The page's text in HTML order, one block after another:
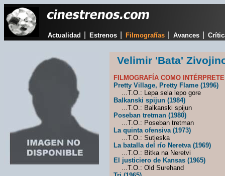
Actualidad Estrenos Filmografías Avances
Velimir 'Bata'
FILMOGRAFÍA COMO
Pretty Village, Pretty Flame (1996)
...T.O.: Lepa sela lepo gore
Balkanski spijun (1984)
...T.O.: Balkanski spijun
Poseban tretman (1980)
...T.O.: Poseban tretman
La quinta ofensiva (1973)
...T.O.: Sutjeska
La batalla del río Neretva (1969)
...T.O.: Bitka na Neretvi
El justiciero de Kansas (1965)
...T.O.: Old Surehand